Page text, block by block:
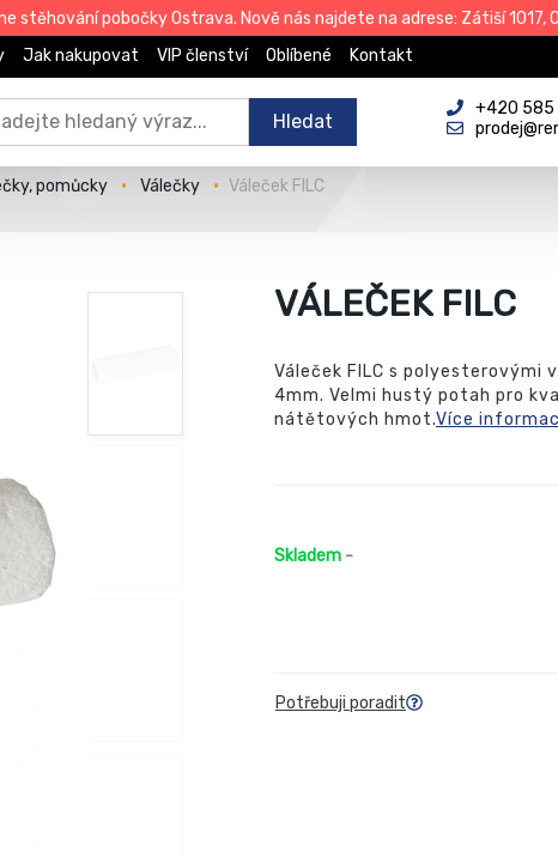
stěhování pobočky Ostrava. Nově nás najdete na adrese: Zátiší 1017,
Jak nakupovat VIP členství Oblíbené Kontakt
Hledat
+420 585
pomůcky Válečky Váleček FILC
VÁLEČEK FILC
Váleček FILC s polyesterovými
4mm. Velmi hustý potah pro
nátětových hmot.Více
Skladem -
Potřebuji poradit